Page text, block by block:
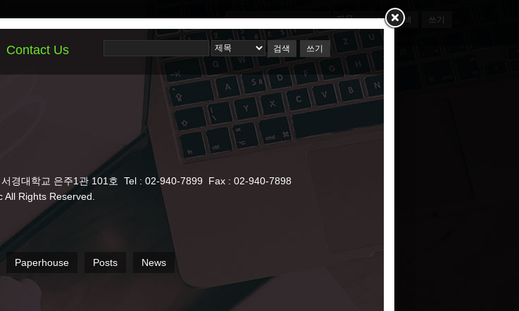
검색 쓰기
Fax : 02-940-7898 Contactwebmaster@skuinc.net